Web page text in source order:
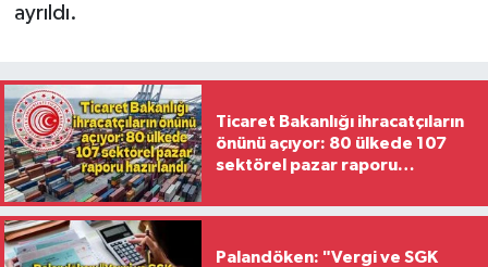
ayrıldı.
Ticaret Bakanlığı ihracatçıların
önünü açıyor: 80 ülkede 107
sektörel pazar raporu
Palandöken: "Vergi ve SGK